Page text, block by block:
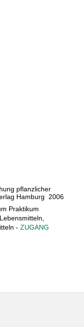
pflanzlicher
Hamburg 2006
Praktikum
- ZUGANG